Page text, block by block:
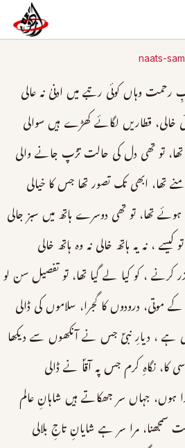
naats-
وہاں کوئی رتبے میں ادنیٰ نہ عالی
خالی، قطاریں لگائے کھڑے ہیں سوالی
تھا، تو تھی دل کی حالت تڑپ جانے والی
تھا، ابھی تک تصور تھا جس کا خیالی
تھا، تو تھی دوسرے ہاتھ میں سبز جالی
کیسے ، نہ یہ ہاتھ خالی نہ وہ ہاتھ خالی
کرنے ، کو کیا لے گیا تھا، تو تفصیل سن لو
موتی، درودوں کا گجرا، سلاموں کی ڈالی
ہے ، دیارِ نبیؐ جس نے آنکھوں سے دیکھا
کا، نگاہِ کرم جس پہ آقاؐ نے ڈالی
جہاں سر جھکاتے ہیں شاہانِ عالم
سمجھنا، مرا سر ہے شایانِ تاجِ بلالی